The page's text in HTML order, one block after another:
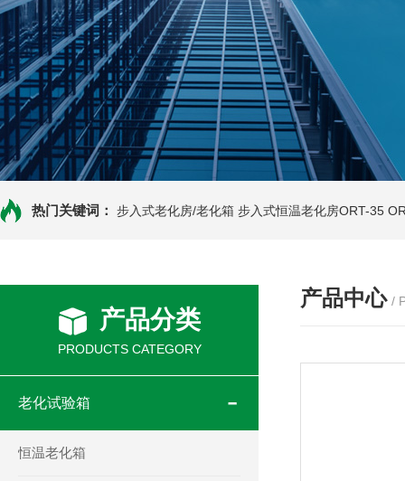
热门关键词： 步入式老化房/老化箱 步入式恒温老化房ORT-35
产品分类
PRODUCTS CATEGORY
老化试验箱
恒温老化箱
产品中心 /